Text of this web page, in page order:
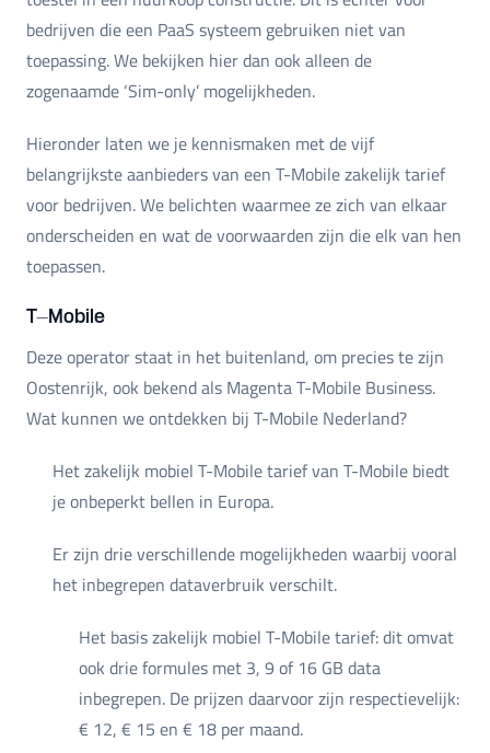
bedrijven die een PaaS systeem gebruiken niet van
toepassing. We bekijken hier dan ook alleen de
zogenaamde ‘Sim-only’ mogelijkheden.
Hieronder laten we je kennismaken met de vijf
belangrijkste aanbieders van een T-Mobile zakelijk tarief
voor bedrijven. We belichten waarmee ze zich van elkaar
onderscheiden en wat de voorwaarden zijn die elk van hen
toepassen.
T-Mobile
Deze operator staat in het buitenland, om precies te zijn
Oostenrijk, ook bekend als Magenta T-Mobile Business.
Wat kunnen we ontdekken bij T-Mobile Nederland?
Het zakelijk mobiel T-Mobile tarief van T-Mobile biedt
je onbeperkt bellen in Europa.
Er zijn drie verschillende mogelijkheden waarbij vooral
het inbegrepen dataverbruik verschilt.
Het basis zakelijk mobiel T-Mobile tarief: dit omvat
ook drie formules met 3, 9 of 16 GB data
inbegrepen. De prijzen daarvoor zijn respectievelijk:
€ 12, € 15 en € 18 per maand.